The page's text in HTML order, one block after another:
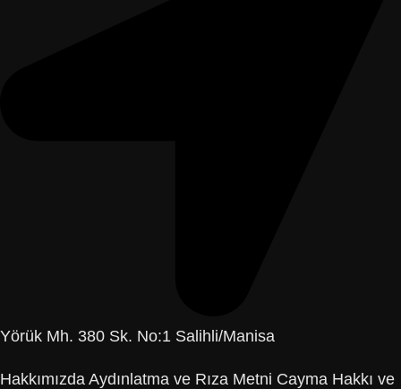
Yörük Mh. 380 Sk. No:1 Salihli/Manisa
Hakkımızda Aydınlatma ve Rıza Metni Cayma Hakkı ve